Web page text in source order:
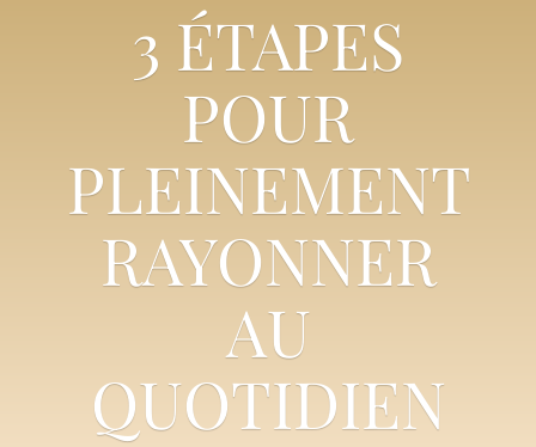
3 ÉTAPES
POUR
PLEINEMENT
RAYONNER
AU
QUOTIDIEN